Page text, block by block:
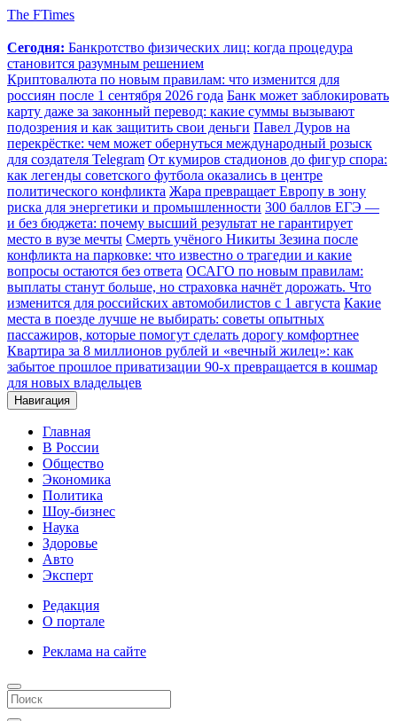
The FTimes
Сегодня: Банкротство физических лиц: когда процедура
становится разумным решением
Криптовалюта по новым правилам: что изменится для
россиян после 1 сентября 2026 года Банк может заблокировать
карту даже за законный перевод: какие суммы вызывают
подозрения и как защитить свои деньги Павел Дуров на
перекрёстке: чем может обернуться международный розыск
для создателя Telegram От кумиров стадионов до фигур спора:
как легенды советского футбола оказались в центре
политического конфликта Жара превращает Европу в зону
риска для энергетики и промышленности 300 баллов ЕГЭ —
и без бюджета: почему высший результат не гарантирует
место в вузе мечты Смерть учёного Никиты Зезина после
конфликта на парковке: что известно о трагедии и какие
вопросы остаются без ответа ОСАГО по новым правилам:
выплаты станут больше, но страховка начнёт дорожать. Что
изменится для российских автомобилистов с 1 августа Какие
места в поезде лучше не выбирать: советы опытных
пассажиров, которые помогут сделать дорогу комфортнее
Квартира за 8 миллионов рублей и «вечный жилец»: как
забытое прошлое приватизации 90-х превращается в кошмар
для новых владельцев
Навигация
Главная
В России
Общество
Экономика
Политика
Шоу-бизнес
Наука
Здоровье
Авто
Эксперт
Редакция
О портале
Реклама на сайте